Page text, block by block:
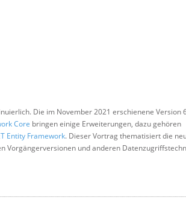
Die im November 2021 erschienene Version
Core bringen einige Erweiterungen, dazu gehören
Entity Framework. Dieser Vortrag thematisiert die
Vorgängerversionen und anderen